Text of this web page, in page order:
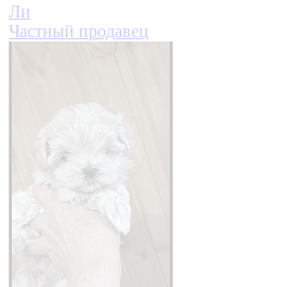
Ли
Частный продавец